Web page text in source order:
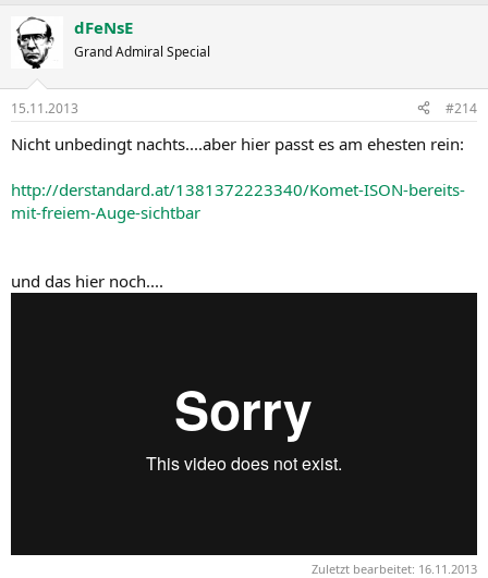
dFeNsE
Grand Admiral Special
15.11.2013 #214
Nicht unbedingt nachts....aber hier passt es am ehesten rein:
http://derstandard.at/1381372223340/Komet-ISON-bereits-
mit-freiem-Auge-sichtbar
und das hier noch....
Zuletzt bearbeitet: 16.11.2013